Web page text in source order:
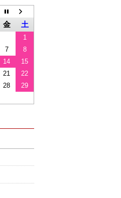
金 土
1
7
8
14
15
21
22
28
29